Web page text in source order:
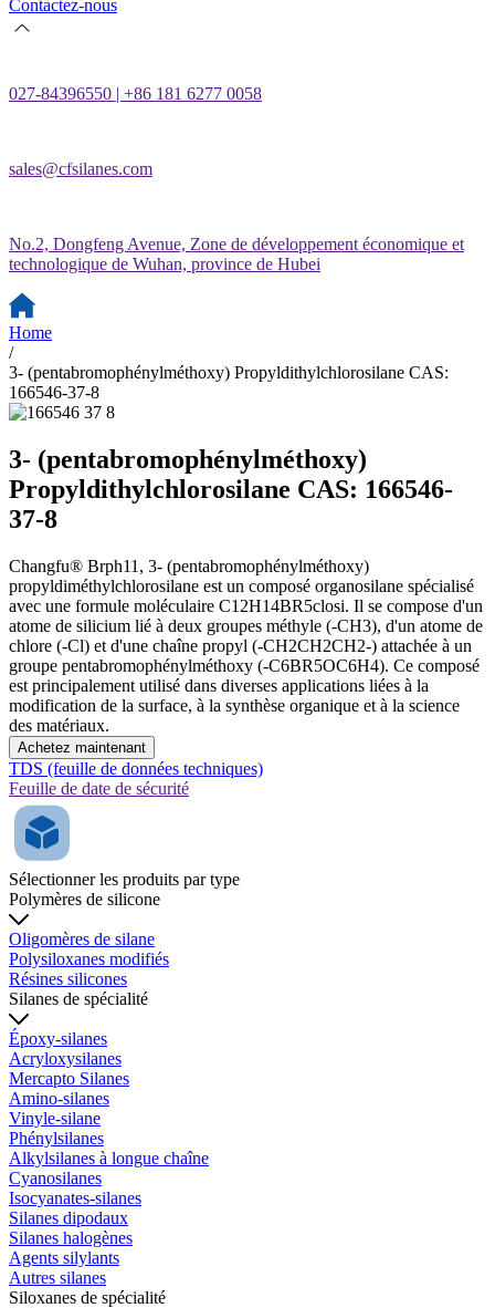
Contactez-nous
027-84396550 | +86 181 6277 0058
sales@cfsilanes.com
No.2, Dongfeng Avenue, Zone de développement économique et
technologique de Wuhan, province de Hubei
Home
/
3- (pentabromophénylméthoxy) Propyldithylchlorosilane CAS:
166546-37-8
3- (pentabromophénylméthoxy)
Propyldithylchlorosilane CAS: 166546-
37-8
Changfu® Brph11, 3- (pentabromophénylméthoxy)
propyldiméthylchlorosilane est un composé organosilane spécialisé
avec une formule moléculaire C12H14BR5closi. Il se compose d'un
atome de silicium lié à deux groupes méthyle (-CH3), d'un atome de
chlore (-Cl) et d'une chaîne propyl (-CH2CH2CH2-) attachée à un
groupe pentabromophénylméthoxy (-C6BR5OC6H4). Ce composé
est principalement utilisé dans diverses applications liées à la
modification de la surface, à la synthèse organique et à la science
des matériaux.
Achetez maintenant
TDS (feuille de données techniques)
Feuille de date de sécurité
Sélectionner les produits par type
Polymères de silicone
Oligomères de silane
Polysiloxanes modifiés
Résines silicones
Silanes de spécialité
Époxy-silanes
Acryloxysilanes
Mercapto Silanes
Amino-silanes
Vinyle-silane
Phénylsilanes
Alkylsilanes à longue chaîne
Cyanosilanes
Isocyanates-silanes
Silanes dipodaux
Silanes halogènes
Agents silylants
Autres silanes
Siloxanes de spécialité